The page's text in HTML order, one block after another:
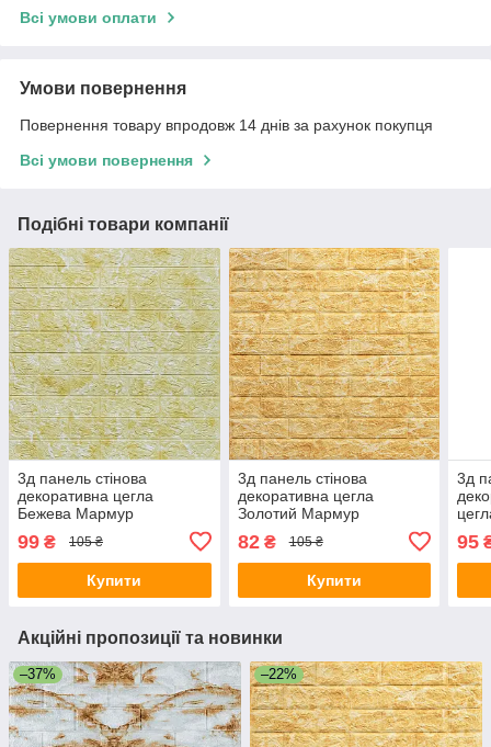
Всі умови оплати
Умови повернення
Повернення товару впродовж 14 днів за рахунок покупця
Всі умови повернення
Подібні товари компанії
3д панель стінова
декоративна цегла
Бежева Мармур
самоклеючі 3d панелі для
стін 700x770x5 мм (62)
SW-00000032
99 ₴ 105 ₴
Купити
3д панель стінова
декоративна цегла
Золотий Мармур
самоклеючі 3d панелі для
стін 700x770x5 мм (68)
SW-00000168
82₴ 105 ₴
Купити
3д
мм
95
Акційні пропозиції та новинки
–37% –22%